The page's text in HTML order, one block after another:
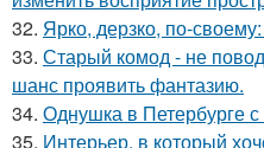
32. Ярко, дерзко, по-
33. Старый комод - не
шанс проявить фантазию.
34. Однушка в Петербурге с
35. Интерьер, в который